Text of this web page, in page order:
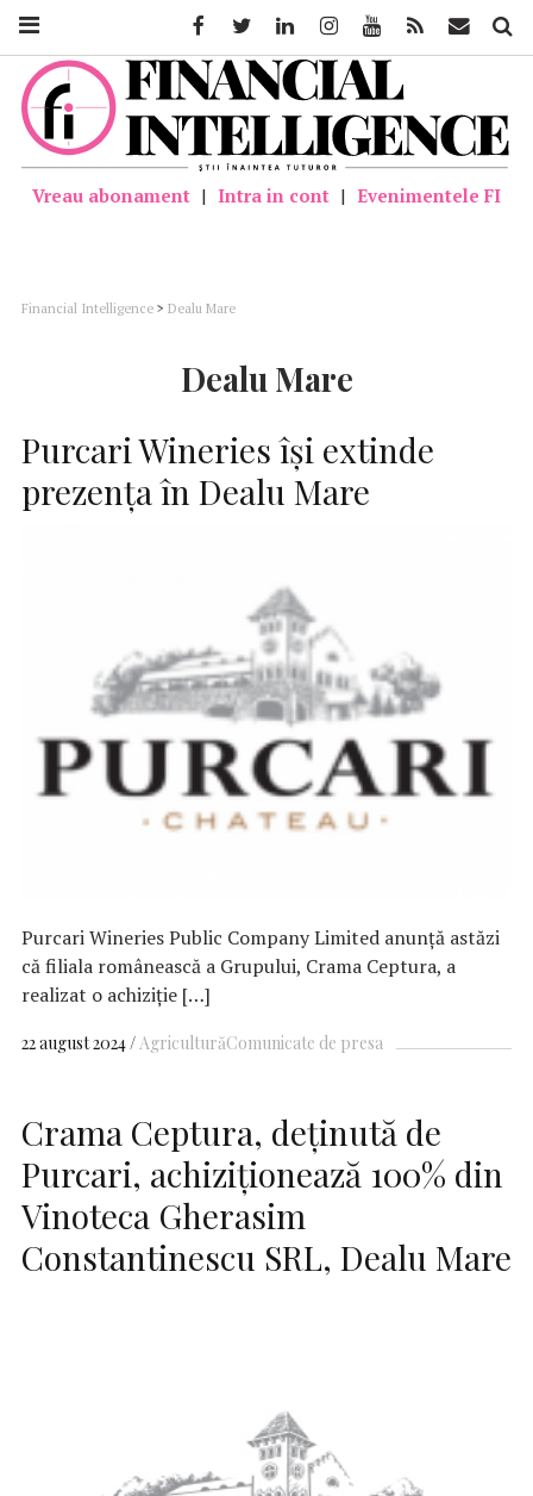
Vreau abonament | Intra in cont | Evenimentele FI
Financial Intelligence > Dealu Mare
Dealu Mare
Purcari Wineries își extinde
prezența în Dealu Mare
Purcari Wineries Public Company Limited anunță astăzi
că filiala românească a Grupului, Crama Ceptura, a
realizat o achiziție […]
22 august 2024 AgriculturăComunicate de presa
Crama Ceptura, deţinută de
Purcari, achiziționează 100% din
Vinoteca Gherasim
Constantinescu SRL, Dealu Mare
FacebookTwitter LinkedinInstagramYoutube Feed Mail